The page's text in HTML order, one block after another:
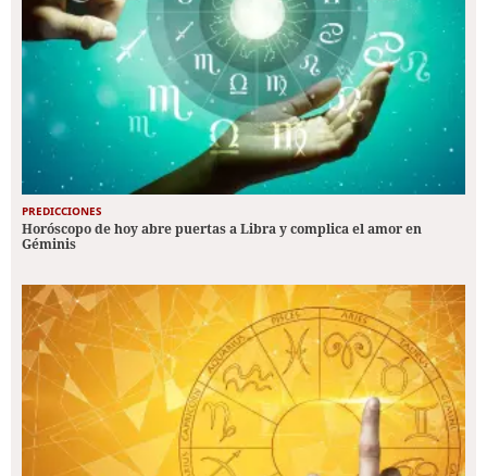
PREDICCIONES
Horóscopo de hoy abre puertas a Libra y complica el amor en
Géminis